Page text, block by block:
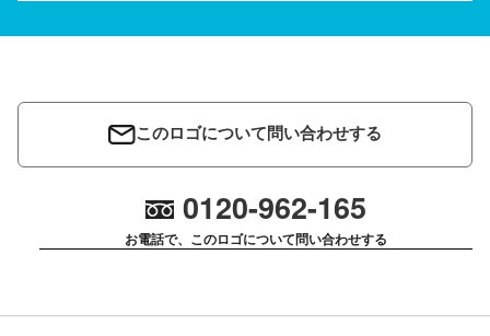
このロゴについて問い合わせする
0120-962-165
お電話で、このロゴについて問い合わせする